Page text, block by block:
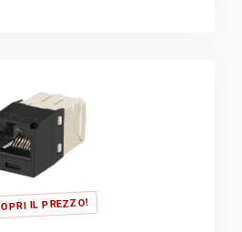
IL PREZZO!